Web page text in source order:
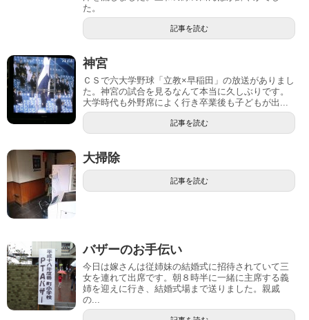
た。
記事を読む
神宮
ＣＳで六大学野球「立教×早稲田」の放送がありまし
た。神宮の試合を見るなんて本当に久しぶりです。
大学時代も外野席によく行き卒業後も子どもが出...
記事を読む
大掃除
記事を読む
バザーのお手伝い
今日は嫁さんは従姉妹の結婚式に招待されていて三
女を連れて出席です。朝８時半に一緒に主席する義
姉を迎えに行き、結婚式場まで送りました。親戚
の...